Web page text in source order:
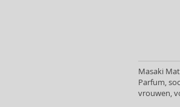
Masaki
Parfum,
vrouwen,